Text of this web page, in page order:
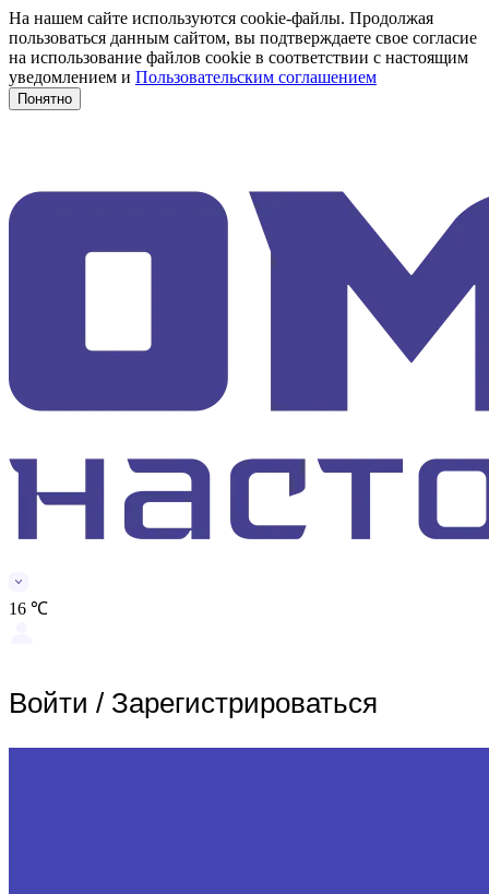
На нашем сайте используются cookie-файлы. Продолжая
пользоваться данным сайтом, вы подтверждаете свое согласие
на использование файлов cookie в соответствии с настоящим
уведомлением и Пользовательским соглашением
Понятно
16 ℃
Войти / Зарегистрироваться